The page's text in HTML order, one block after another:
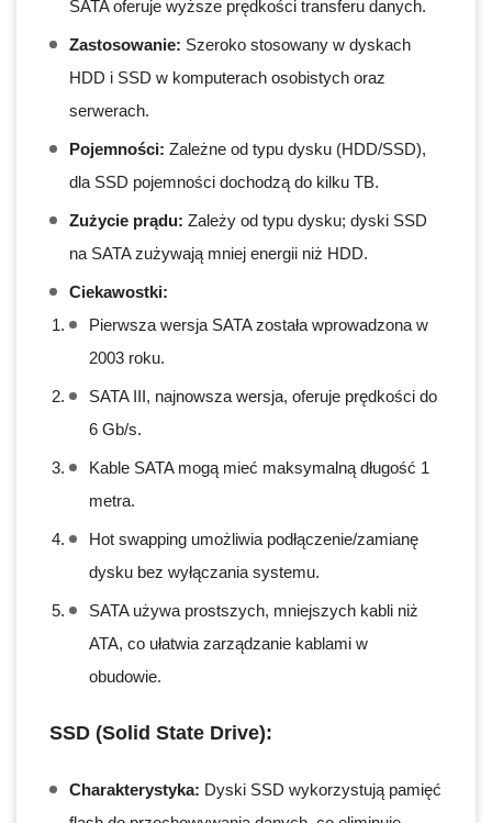
SATA oferuje wyższe prędkości transferu danych.
Zastosowanie: Szeroko stosowany w dyskach
HDD i SSD w komputerach osobistych oraz
serwerach.
Pojemności: Zależne od typu dysku (HDD/SSD),
dla SSD pojemności dochodzą do kilku TB.
Zużycie prądu: Zależy od typu dysku; dyski SSD
na SATA zużywają mniej energii niż HDD.
Ciekawostki:
Pierwsza wersja SATA została wprowadzona w
2003 roku.
SATA III, najnowsza wersja, oferuje prędkości do
6 Gb/s.
Kable SATA mogą mieć maksymalną długość 1
metra.
Hot swapping umożliwia podłączenie/zamianę
dysku bez wyłączania systemu.
SATA używa prostszych, mniejszych kabli niż
ATA, co ułatwia zarządzanie kablami w
obudowie.
SSD (Solid State Drive):
Charakterystyka: Dyski SSD wykorzystują pamięć